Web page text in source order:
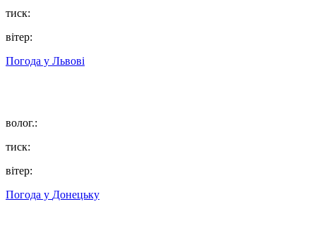
тиск:
вітер:
Погода у Львові
волог.:
тиск:
вітер:
Погода у Донецьку